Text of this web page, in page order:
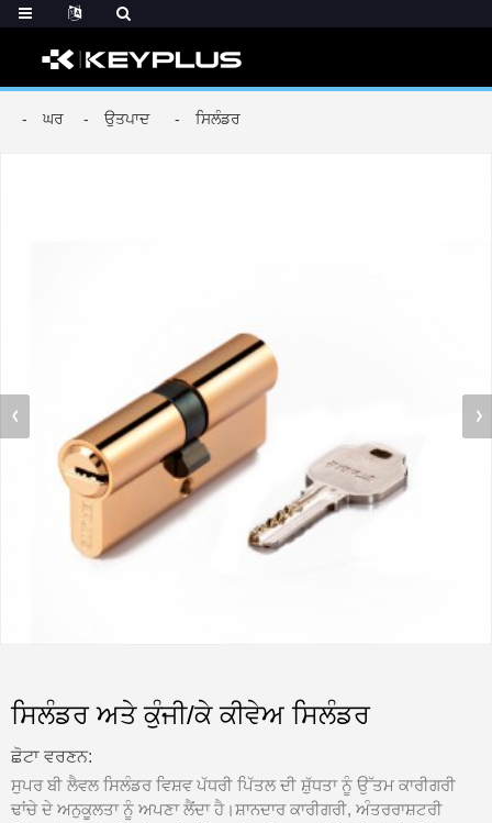
ਘਰ ਉਤਪਾਦ ਸਿਲੰਡਰ
ਸਿਲੰਡਰ ਅਤੇ ਕੁੰਜੀ/ਕੇ ਕੀਵੇਅ ਸਿਲੰਡਰ
ਛੋਟਾ ਵਰਣਨ:
ਸੁਪਰ ਬੀ ਲੈਵਲ ਸਿਲੰਡਰ ਵਿਸ਼ਵ ਪੱਧਰੀ ਪਿੱਤਲ ਦੀ ਸ਼ੁੱਧਤਾ ਨੂੰ ਉੱਤਮ ਕਾਰੀਗਰੀ
ਢਾਂਚੇ ਦੇ ਅਨੁਕੂਲਤਾ ਨੂੰ ਅਪਣਾ ਲੈਂਦਾ ਹੈ।ਸ਼ਾਨਦਾਰ ਕਾਰੀਗਰੀ, ਅੰਤਰਰਾਸ਼ਟਰੀ